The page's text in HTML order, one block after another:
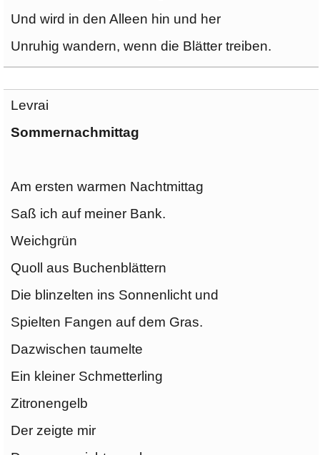
Und wird in den Alleen hin und her
Unruhig wandern, wenn die Blätter treiben.
Levrai
Sommernachmittag
Am ersten warmen Nachtmittag
Saß ich auf meiner Bank.
Weichgrün
Quoll aus Buchenblättern
Die blinzelten ins Sonnenlicht und
Spielten Fangen auf dem Gras.
Dazwischen taumelte
Ein kleiner Schmetterling
Zitronengelb
Der zeigte mir